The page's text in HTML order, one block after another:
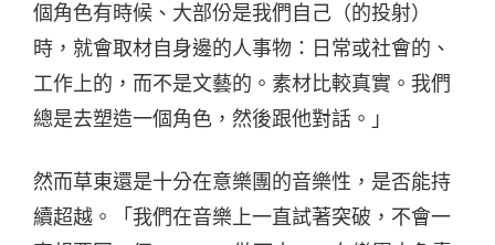
個角色有時候、大部份是我們自己（的投射）
時，就會取材自身邊的人事物：日常或社會的、
工作上的，而不是文藝的。素材比較真實。我們
總是去塑造一個角色，然後跟他對話。」
然而草東還是十分在意樂團的音樂性，是否能持
續超越。「我們在音樂上一直試著突破，不會一